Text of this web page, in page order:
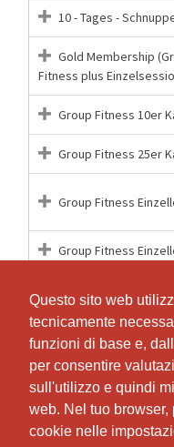
Questo sito web
tecnicamente
funzioni di base e,
per consentire
sull'utilizzo e quindi
web. Nel tuo
cookie nelle
Questo sito web
tecnicamente
funzioni di base e,
per consentire
sull'utilizzo e quindi
web. Nel tuo
cookie nelle
10 - Tages -
Gold Membership
Fitness plus
Group Fitness 10er
Group Fitness 25er
Group Fitness
Group Fitness
Group Fitness
Group Fitness
Group Fitness
Starterpass 2026